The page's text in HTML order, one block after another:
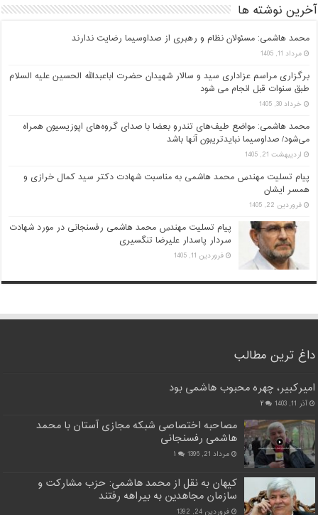
آخرین نوشته ها
محمد هاشمی: مسئولان نظام و رهبری از صداوسیما رضایت ندارند
مرداد 11, 1405
برگزاری مراسم عزاداری سید و سالار شهیدان حضرت اباعبدالله الحسین علیه السلام
طبق سنوات قبل انجام می شود
خرداد 30, 1405
محمد هاشمی: مواضع طیف‌های تندرو بعضا با صدای گروه‌های اپوزیسیون همراه
می‌شود/ صداوسیما نبایدتریبون آنها باشد
اردیبهشت 21, 1405
پیام تسلیت مهندس محمد هاشمی به مناسبت شهادت دکتر سید کمال خرازی و
همسر ایشان
فروردین 22, 1405
پیام تسلیت مهندس محمد هاشمی رفسنجانی در مورد شهادت
سردار پاسدار علیرضا تنگسیری
فروردین 11, 1405
داغ ترین مطالب
امیرکبیر، چهره محبوب هاشمی بود
آذر 11, 1403 ۲
مصاحبه اختصاصی شبکه مجازی آستان با محمد
هاشمی رفسنجانی
مرداد 21, 1396 ۱
کیهان به نقل از محمد هاشمی: حزب مشارکت و
سازمان مجاهدین به بیراهه رفتند
فروردین 24, 1392